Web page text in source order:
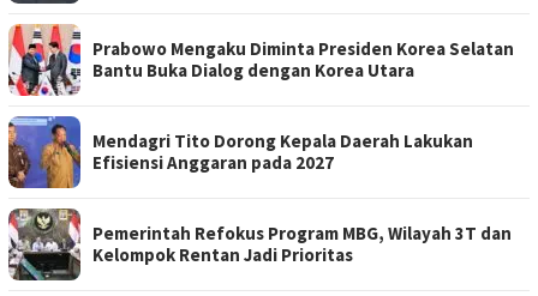
Prabowo Mengaku Diminta Presiden Korea Selatan
Bantu Buka Dialog dengan Korea Utara
Mendagri Tito Dorong Kepala Daerah Lakukan
Efisiensi Anggaran pada 2027
Pemerintah Refokus Program MBG, Wilayah 3T dan
Kelompok Rentan Jadi Prioritas